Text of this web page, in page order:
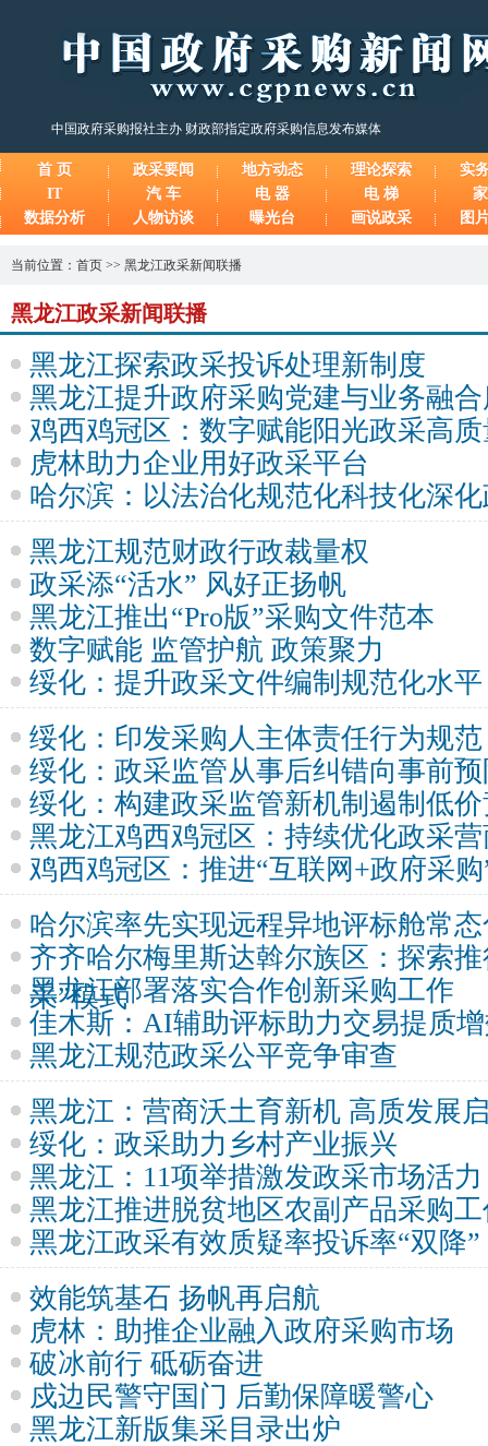
中国政府采购报社主办 财政部指定政府采购信息发布媒体
首 页 政采要闻 地方动态 理论探索
实
IT
汽 车 电 器 电 梯
数据分析
人物访谈 曝光台 画说政采 图
当前位置： 首页 >> 黑龙江政采新闻联播
黑龙江政采新闻联播
黑龙江探索政采投诉处理新制度
黑龙江提升政府采购党建与业务融
鸡西鸡冠区：数字赋能阳光政采高
虎林助力企业用好政采平台
哈尔滨：以法治化规范化科技化深
黑龙江规范财政行政裁量权
政采添“活水” 风好正扬帆
黑龙江推出“Pro版”采购文件范本
数字赋能 监管护航 政策聚力
绥化：提升政采文件编制规范化水平
绥化：印发采购人主体责任行为规范
绥化：政采监管从事后纠错向事前
绥化：构建政采监管新机制遏制低
黑龙江鸡西鸡冠区：持续优化政采
鸡西鸡冠区：推进“互联网+政府采购
哈尔滨率先实现远程异地评标舱常
齐齐哈尔梅里斯达斡尔族区：探索
采”模式
黑龙江部署落实合作创新采购工作
佳木斯：AI辅助评标助力交易提质
黑龙江规范政采公平竞争审查
黑龙江：营商沃土育新机 高质发展
绥化：政采助力乡村产业振兴
黑龙江：11项举措激发政采市场活力
黑龙江推进脱贫地区农副产品采购
黑龙江政采有效质疑率投诉率“双降”
效能筑基石 扬帆再启航
虎林：助推企业融入政府采购市场
破冰前行 砥砺奋进
戍边民警守国门 后勤保障暖警心
黑龙江新版集采目录出炉